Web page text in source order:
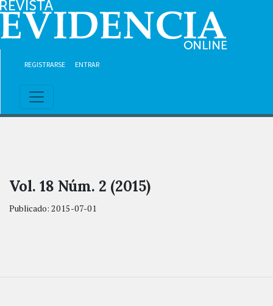
Ir al contenido principal
Ir al menú de navegación principal
Ir al pie de página del sitio
REGISTRARSE ENTRAR
Vol. 18 Núm. 2 (2015)
Publicado: 2015-07-01